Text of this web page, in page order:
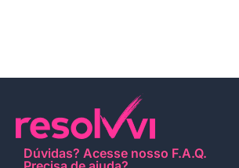
Dúvidas? Acesse nosso F.A.Q.